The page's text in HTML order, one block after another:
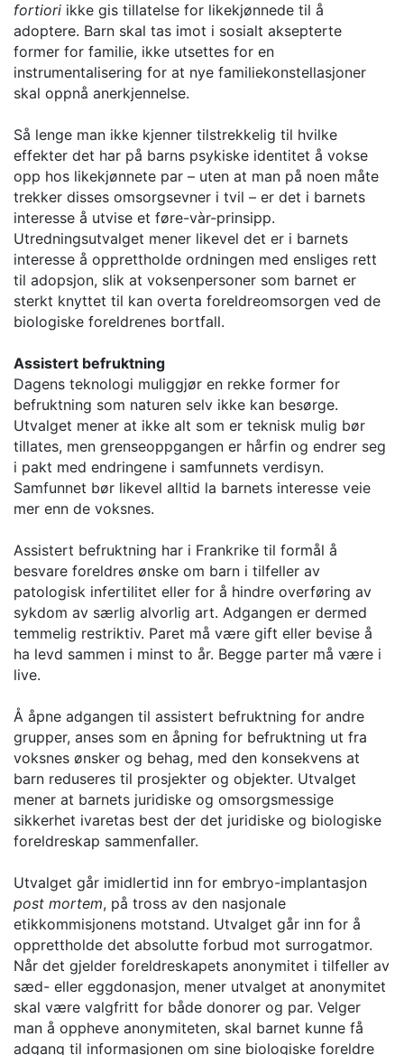
fortiori ikke gis tillatelse for likekjønnede til å
adoptere. Barn skal tas imot i sosialt aksepterte
former for familie, ikke utsettes for en
instrumentalisering for at nye familiekonstellasjoner
skal oppnå anerkjennelse.
Så lenge man ikke kjenner tilstrekkelig til hvilke
effekter det har på barns psykiske identitet å vokse
opp hos likekjønnete par – uten at man på noen måte
trekker disses omsorgsevner i tvil – er det i barnets
interesse å utvise et føre-vàr-prinsipp.
Utredningsutvalget mener likevel det er i barnets
interesse å opprettholde ordningen med ensliges rett
til adopsjon, slik at voksenpersoner som barnet er
sterkt knyttet til kan overta foreldreomsorgen ved de
biologiske foreldrenes bortfall.
Assistert befruktning
Dagens teknologi muliggjør en rekke former for
befruktning som naturen selv ikke kan besørge.
Utvalget mener at ikke alt som er teknisk mulig bør
tillates, men grenseoppgangen er hårfin og endrer seg
i pakt med endringene i samfunnets verdisyn.
Samfunnet bør likevel alltid la barnets interesse veie
mer enn de voksnes.
Assistert befruktning har i Frankrike til formål å
besvare foreldres ønske om barn i tilfeller av
patologisk infertilitet eller for å hindre overføring av
sykdom av særlig alvorlig art. Adgangen er dermed
temmelig restriktiv. Paret må være gift eller bevise å
ha levd sammen i minst to år. Begge parter må være i
live.
Å åpne adgangen til assistert befruktning for andre
grupper, anses som en åpning for befruktning ut fra
voksnes ønsker og behag, med den konsekvens at
barn reduseres til prosjekter og objekter. Utvalget
mener at barnets juridiske og omsorgsmessige
sikkerhet ivaretas best der det juridiske og biologiske
foreldreskap sammenfaller.
Utvalget går imidlertid inn for embryo-implantasjon
post mortem, på tross av den nasjonale
etikkommisjonens motstand. Utvalget går inn for å
opprettholde det absolutte forbud mot surrogatmor.
Når det gjelder foreldreskapets anonymitet i tilfeller av
sæd- eller eggdonasjon, mener utvalget at anonymitet
skal være valgfritt for både donorer og par. Velger
man å oppheve anonymiteten, skal barnet kunne få
adgang til informasjonen om sine biologiske foreldre